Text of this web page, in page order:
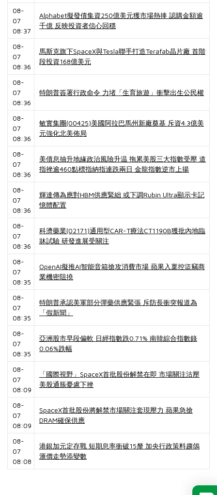
08-
07
08:37
Alphabet擬發債集資250億美元獲市場熱捧 認購金額逾
千億 反映投資者信心回穩
08-
07
08:36
馬斯克旗下SpaceX與Tesla聯手打造Terafab晶片廠 首階
段投資168億美元
08-
07
08:36
特朗普簽署行政命令 力堵「生育旅遊」衝擊出生公民權
08-
07
08:36
敏實集團(00425)美國阿拉巴馬州新廠奠基 斥資4.3億美
元強化北美佈局
08-
07
08:36
美債息抽升地緣政治風險升温 拖累美股三大指數受壓 道
指挫逾460點標指納指連跌兩日 金龍指數逆市上揚
08-
07
08:36
輝達傳為應對HBM供應緊絀 或下調Rubin Ultra顯示卡記
憶體配置
08-
07
08:36
科濟藥業(02171)通用型CAR-T療法CT1190B獲批內地臨
牀試驗 研發進展受關注
08-
07
08:35
OpenAI擬推AI智能音箱搶攻消費市場 蘋果入稟控盜竊商
業機密阻撓
08-
07
08:35
特朗普承認美軍部分彈藥供應緊張 斥防長衝突報道為
「假新聞」
08-
07
08:35
亞洲股市早段偏軟 日經指數跌0.71% 南韓綜合指數錄
0.06%跌幅
08-
07
08:09
「國際視野」SpaceX首批股份解禁在即 市場關注沽壓
美股通脹憂慮下挫
08-
07
08:09
SpaceX首批股份將解禁市場關注套現壓力 蘋果急搶
DRAM確保供應
08-
07
08:08
港銀加元定存戰 短期息率衝破15釐 加央行政策料趨鴿
滙價走勢添變數